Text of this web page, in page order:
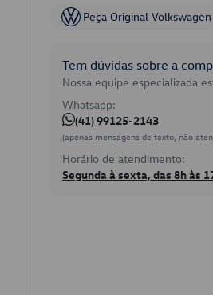
Peça Original Volkswagen
Tem dúvidas sobre a
Nossa equipe especializada
Whatsapp:
(41) 99125-2143
(apenas mensagens de texto, não
Horário de atendimento:
Segunda à sexta, das 8h às